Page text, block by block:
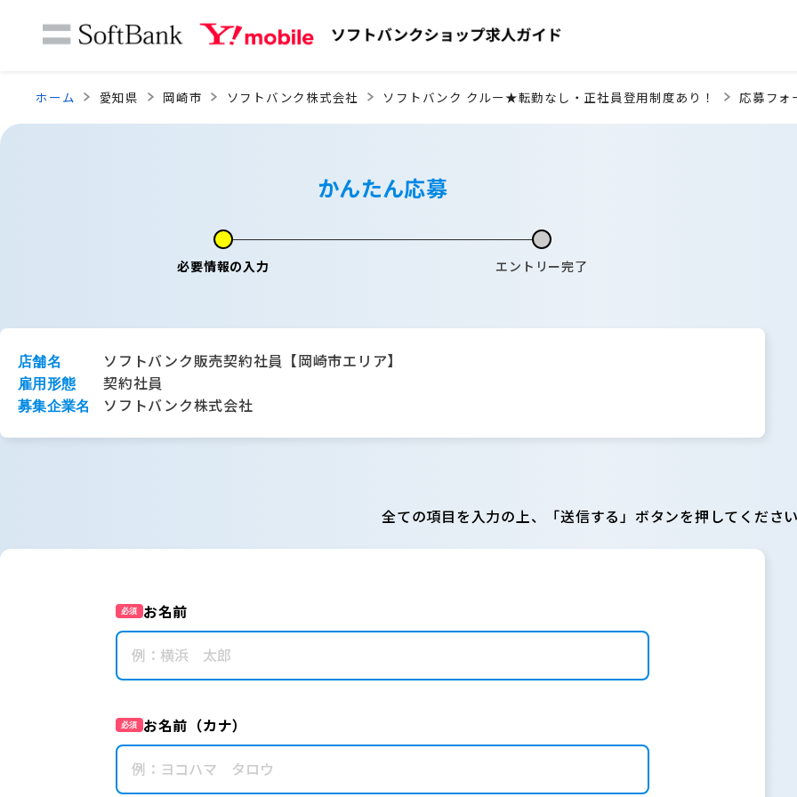
ホーム 愛知県 岡崎市 ソフトバンク株式会社 ソフトバンク クルー★転勤なし・正社員登用制度あり！ 応募フォ
かんたん応募
必要情報の入力 エントリー完了
店舗名 ソフトバンク販売契約社員【岡崎市エリア】
雇用形態 契約社員
募集企業名 ソフトバンク株式会社
全ての項目を入力の上、「送信する」ボタンを押してくださ
必須 お名前
必須 お名前（カナ）